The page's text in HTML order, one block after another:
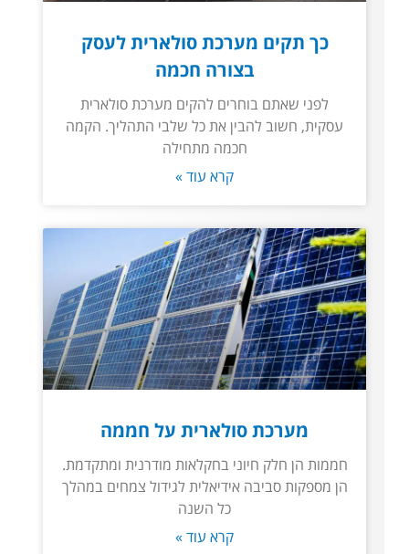
כך תקים מערכת סולארית לעסק
בצורה חכמה
לפני שאתם בוחרים להקים מערכת סולארית
עסקית, חשוב להבין את כל שלבי התהליך. הקמה
חכמה מתחילה
קרא עוד »
מערכת סולארית על חממה
חממות הן חלק חיוני בחקלאות מודרנית ומתקדמת.
הן מספקות סביבה אידיאלית לגידול צמחים במהלך
כל השנה
קרא עוד »